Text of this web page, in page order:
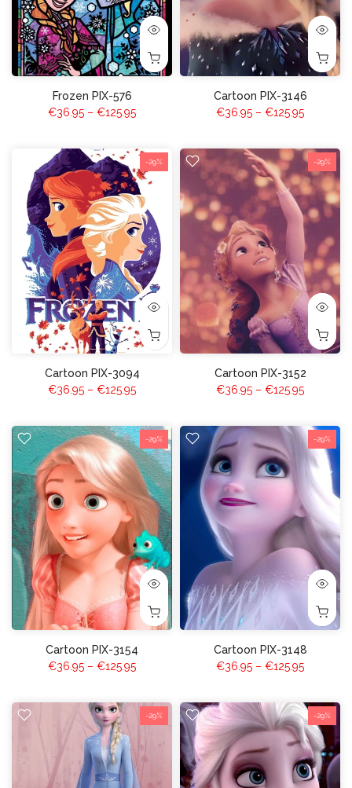
Frozen PIX-576
€36.95 – €125.95
Cartoon PIX-3146
€36.95 – €125.95
-29%
Cartoon PIX-3094
€36.95 – €125.95
-29%
Cartoon PIX-3152
€36.95 – €125.95
-29%
Cartoon PIX-3154
€36.95 – €125.95
-29%
Cartoon PIX-3148
€36.95 – €125.95
-29% -29%